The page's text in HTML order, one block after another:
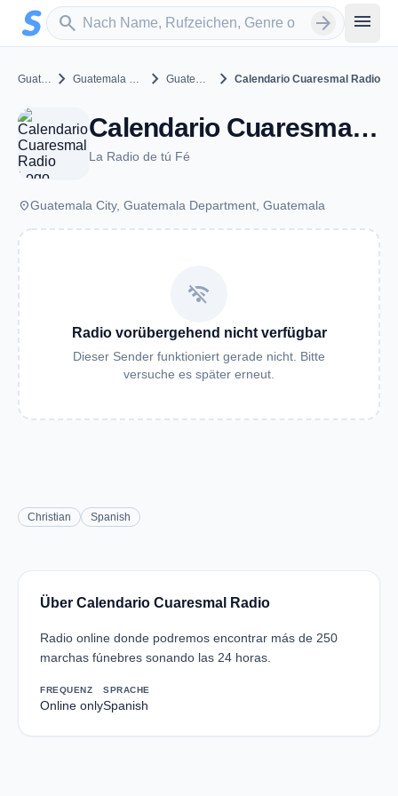
Zum Hauptinhalt springen
search
Sender suchen arrow_forward menu
Guatemala chevron_right Guatemala Department chevron_right Guatemala City chevron_right Calendario Cuaresmal Radio
Calendario Cuaresmal Radio - Guatemala City
La Radio de tú Fé
placeGuatemala City, Guatemala Department, Guatemala
wifi_off
Radio vorübergehend nicht verfügbar
Dieser Sender funktioniert gerade nicht. Bitte
versuche es später erneut.
Christian Spanish
Über Calendario Cuaresmal Radio
Radio online donde podremos encontrar más de 250
marchas fúnebres sonando las 24 horas.
FREQUENZ
Online only
SPRACHE
Spanish